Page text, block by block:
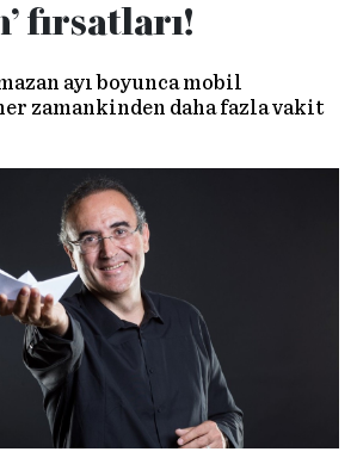
fırsatları!
ayı boyunca mobil
zamankinden daha fazla vakit